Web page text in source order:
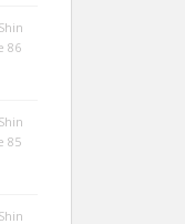
86
85